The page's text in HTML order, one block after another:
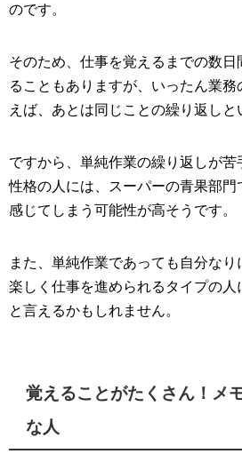
のです。
そのため、仕事を覚えるまでの数日
ることもありますが、いったん業務
えば、あとは同じことの繰り返しと
ですから、単純作業の繰り返しが苦
性格の人には、スーパーの青果部門
感じてしまう可能性が高そうです。
また、単純作業であっても自分な
楽しく仕事を進められるタイプの人
と言えるかもしれません。
覚えることがたくさん！メ
な人